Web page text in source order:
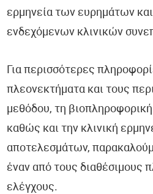
ερμηνεία των ευρημάτων
ενδεχόμενων κλινικών
Για περισσότερες
πλεονεκτήματα και τους
μεθόδου, τη
καθώς και την κλινική
αποτελεσμάτων,
έναν από τους διαθέσιμους
ελέγχους.